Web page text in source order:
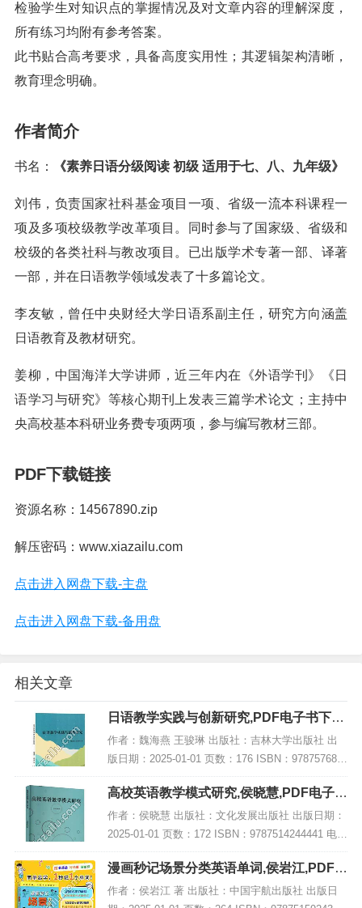
检验学生对知识点的掌握情况及对文章内容的理解深度，
所有练习均附有参考答案。
此书贴合高考要求，具备高度实用性；其逻辑架构清晰，
教育理念明确。
作者简介
书名： 《素养日语分级阅读 初级 适用于七、八、九年级》
刘伟，负责国家社科基金项目一项、省级一流本科课程一
项及多项校级教学改革项目。同时参与了国家级、省级和
校级的各类社科与教改项目。已出版学术专著一部、译著
一部，并在日语教学领域发表了十多篇论文。
李友敏，曾任中央财经大学日语系副主任，研究方向涵盖
日语教育及教材研究。
姜柳，中国海洋大学讲师，近三年内在《外语学刊》《日
语学习与研究》等核心期刊上发表三篇学术论文；主持中
央高校基本科研业务费专项两项，参与编写教材三部。
PDF下载链接
资源名称：14567890.zip
解压密码：www.xiazailu.com
点击进入网盘下载-主盘
点击进入网盘下载-备用盘
相关文章
日语教学实践与创新研究,PDF电子书下载,
网盘资源
作者：魏海燕 王骏琳 出版社：吉林大学出版社 出
版日期：2025-01-01 页数：176 ISBN：978757683
2846 电子书大小：183MB [高清扫描版PDF格式] 内
容简介...
高校英语教学模式研究,侯晓慧,PDF电子书
下载,网盘资源
作者：侯晓慧 出版社：文化发展出版社 出版日期：
2025-01-01 页数：172 ISBN：9787514244441 电子
书大小：259MB [高清扫描版PDF格式] 内容简介 该
著作题...
漫画秒记场景分类英语单词,侯岩江,PDF电
子书下载,网盘资源
作者：侯岩江 著 出版社：中国宇航出版社 出版日